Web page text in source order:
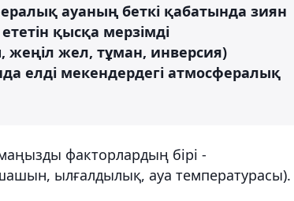
ауаның беткі қабатында зиян
қысқа мерзімді
жел, тұман, инверсия)
елді мекендердегі атмосфералық
факторлардың бірі -
ылғалдылық, ауа температурасы).